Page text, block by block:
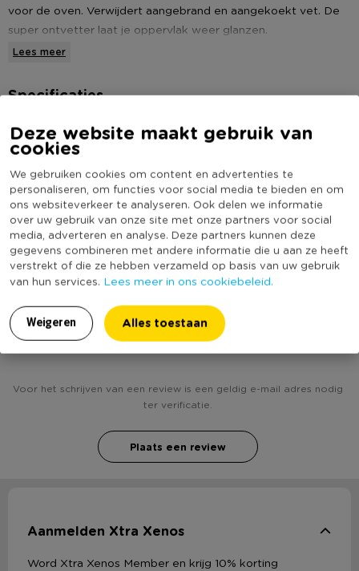
Deze website maakt gebruik van
cookies
We gebruiken cookies om content en advertenties te
personaliseren, om functies voor social media te bieden en om
ons websiteverkeer te analyseren. Ook delen we informatie
over uw gebruik van onze site met onze partners voor social
media, adverteren en analyse. Deze partners kunnen deze
gegevens combineren met andere informatie die u aan ze heeft
verstrekt of die ze hebben verzameld op basis van uw gebruik
van hun services. Lees meer in ons cookiebeleid.
Weigeren Alles toestaan
voor de oven. Verwijdert aangebrand en aangekoekt vet. De
super ontvetter laat je oppervlak weer glanzen.
Lees meer
Specificaties
Artikelnummer
583095
Online Only
Productbreedte (cm)
30
Productlengte (cm)
20
Duurzaamheidsscore
(Nog) geen score
bekend
Heb jij Bbq en oven reiniger - 3G profesioneel?
Schrijf een review!
Voor het schrijven van een review is een geldig e-mail adres nodig
ter verificatie.
Plaats een review
Aanmelden Xtra Xenos
Word Xtra Xenos Member en krijg 10% korting